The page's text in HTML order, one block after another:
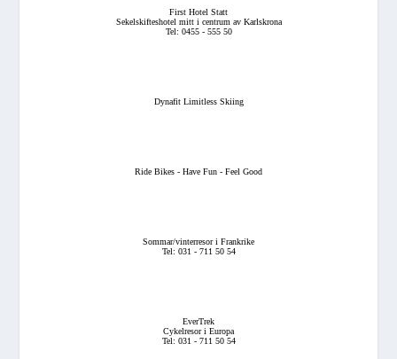
First Hotel Statt
Sekelskifteshotel mitt i centrum av Karlskrona
Tel: 0455 - 555 50
Dynafit Limitless Skiing
Ride Bikes - Have Fun - Feel Good
Sommar/vinterresor i Frankrike
Tel: 031 - 711 50 54
EverTrek
Cykelresor i Europa
Tel: 031 - 711 50 54